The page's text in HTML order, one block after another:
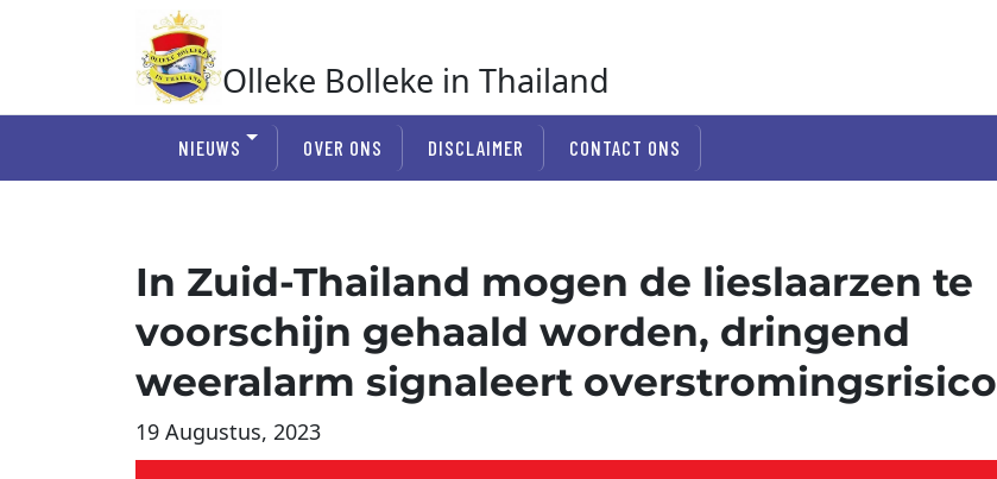
Olleke Bolleke in Thailand
NIEUWS OVER ONS DISCLAIMER CONTACT ONS
In Zuid-Thailand mogen de lieslaarzen te
voorschijn gehaald worden, dringend
weeralarm signaleert overstromingsrisico
19 Augustus, 2023